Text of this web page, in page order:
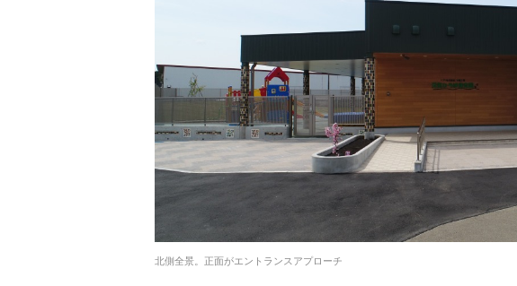
北側全景。正面がエントランスアプローチ